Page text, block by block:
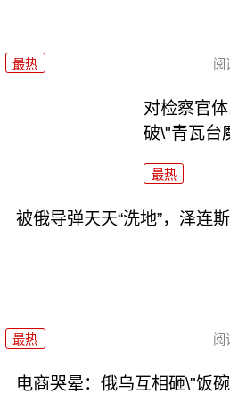
最热 阅
对检察官
破\"青瓦台
最热
被俄导弹天天“洗地”，泽连
最热 阅
电商哭晕：俄乌互相砸\"饭